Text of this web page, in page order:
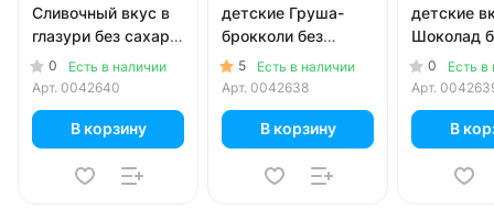
Сливочный вкус в
глазури без сахара
35 гр
0
Есть в наличии
Арт. 0042640
В корзину
детские Груша-
брокколи без
сахара 35 гр
5
Есть в наличии
Арт. 0042638
В корзину
детские
Шоколад
сахара 35
0
Есть в
Арт.
В